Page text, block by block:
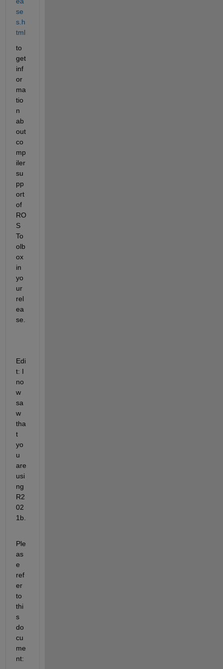
se
s.h
tml
to
get
inf
or
ma
tio
n
ab
out
co
mp
iler
su
pp
ort
of
RO
S
To
olb
ox
in
yo
ur
rel
ea
se.
Edi
t: I
no
w
sa
w
tha
t
yo
u
are
usi
ng
R2
02
1b.
Ple
as
e
ref
er
to
thi
s
do
cu
me
nt: